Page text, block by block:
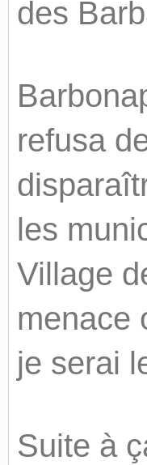
des
refusa
les
Village
menace
je serai
Suite à